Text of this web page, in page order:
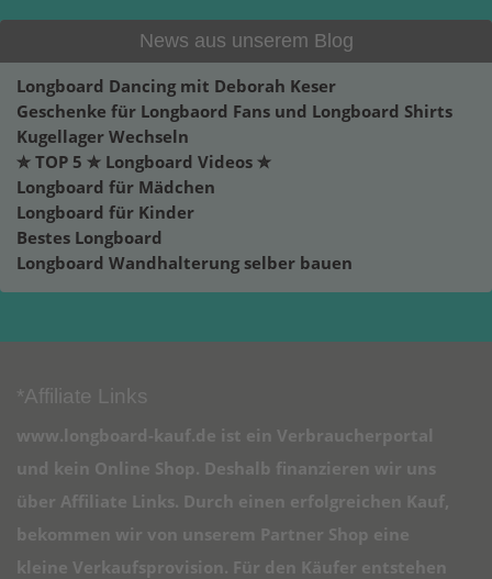
News aus unserem Blog
Longboard Dancing mit Deborah Keser
Geschenke für Longbaord Fans und Longboard Shirts
Kugellager Wechseln
✮ TOP 5 ✮ Longboard Videos ✮
Longboard für Mädchen
Longboard für Kinder
Bestes Longboard
Longboard Wandhalterung selber bauen
*Affiliate Links
www.longboard-kauf.de ist ein Verbraucherportal
und kein Online Shop. Deshalb finanzieren wir uns
über Affiliate Links. Durch einen erfolgreichen Kauf,
bekommen wir von unserem Partner Shop eine
kleine Verkaufsprovision. Für den Käufer entstehen